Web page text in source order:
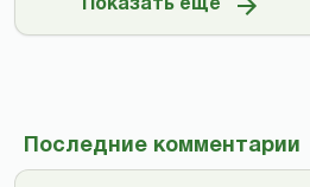
Показать ещё
Последние комментарии